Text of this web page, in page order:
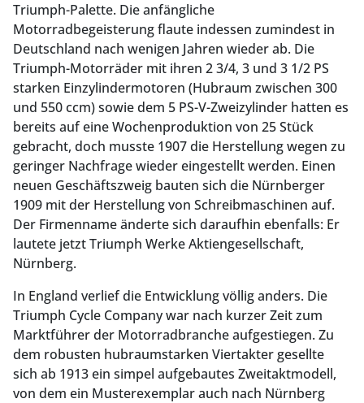
Triumph-Palette. Die anfängliche
Motorradbegeisterung flaute indessen zumindest in
Deutschland nach wenigen Jahren wieder ab. Die
Triumph-Motorräder mit ihren 2 3/4, 3 und 3 1/2 PS
starken Einzylindermotoren (Hubraum zwischen 300
und 550 ccm) sowie dem 5 PS-V-Zweizylinder hatten es
bereits auf eine Wochenproduktion von 25 Stück
gebracht, doch musste 1907 die Herstellung wegen zu
geringer Nachfrage wieder eingestellt werden. Einen
neuen Geschäftszweig bauten sich die Nürnberger
1909 mit der Herstellung von Schreibmaschinen auf.
Der Firmenname änderte sich daraufhin ebenfalls: Er
lautete jetzt Triumph Werke Aktiengesellschaft,
Nürnberg.
In England verlief die Entwicklung völlig anders. Die
Triumph Cycle Company war nach kurzer Zeit zum
Marktführer der Motorradbranche aufgestiegen. Zu
dem robusten hubraumstarken Viertakter gesellte
sich ab 1913 ein simpel aufgebautes Zweitaktmodell,
von dem ein Musterexemplar auch nach Nürnberg